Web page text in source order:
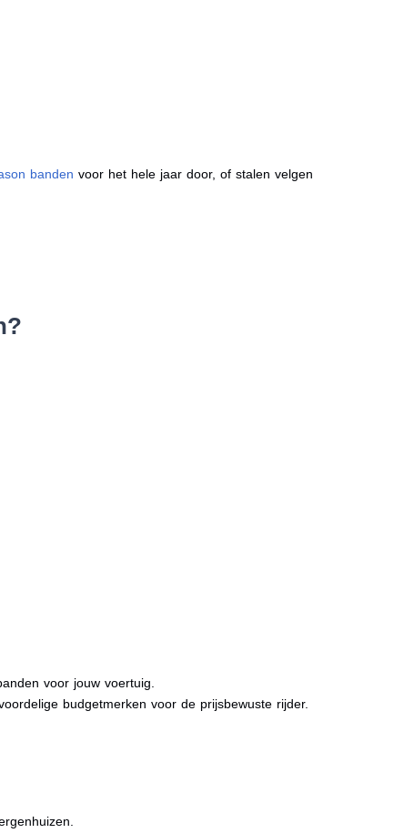
banden voor het hele jaar door, of stalen velgen
voor jouw voertuig.
budgetmerken voor de prijsbewuste rijder.